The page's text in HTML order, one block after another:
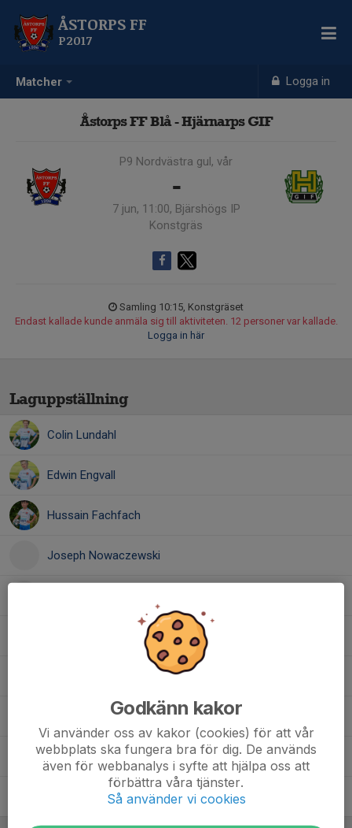
Matcher Logga in
ÅSTORPS FF
P2017
Åstorps FF Blå - Hjärnarps GIF
P9 Nordvästra gul, vår
-
7 jun, 11:00, Bjärshögs IP
Konstgräs
Samling 10:15, Konstgräset
Endast kallade kunde anmäla sig till aktiviteten. 12 personer var kallade.
Logga in här
Laguppställning
Colin Lundahl
Edwin Engvall
Hussain Fachfach
Joseph Nowaczewski
Melwin Welin
Sam Al-Baidhani
Godkänn kakor
Vi använder oss av kakor (cookies) för att vår
webbplats ska fungera bra för dig. De används
även för webbanalys i syfte att hjälpa oss att
förbättra våra tjänster.
Så använder vi cookies